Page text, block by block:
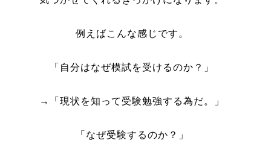
例えばこんな感じです。
「自分はなぜ模試を受けるのか？」
→「現状を知って受験勉強する為だ。」
「なぜ受験するのか？」